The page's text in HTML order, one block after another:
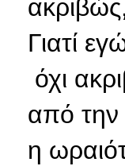
Γιατί
όχι
από την
η